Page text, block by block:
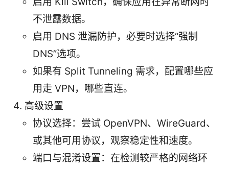
不泄露数据。
启用 DNS 泄漏防护，必要时选择“强制
DNS”选项。
如果有 Split Tunneling 需求，配置哪些应
用走 VPN，哪些直连。
高级设置
协议选择：尝试 OpenVPN、WireGuard、
或其他可用协议，观察稳定性和速度。
端口与混淆设置：在检测较严格的网络环